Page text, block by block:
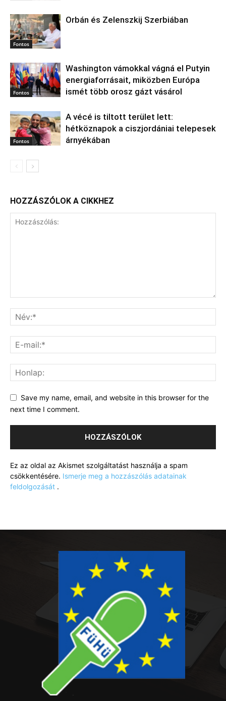
Fontos
Orbán és Zelenszkij Szerbiában
Fontos
Washington vámokkal vágná el Putyin
energiaforrásait, miközben Európa
ismét több orosz gázt vásárol
Fontos
A vécé is tiltott terület lett:
hétköznapok a ciszjordániai telepesek
árnyékában
HOZZÁSZÓLOK A CIKKHEZ
Save my name, email, and website in this browser for the
next time I comment.
Ez az oldal az Akismet szolgáltatást használja a spam
csökkentésére. Ismerje meg a hozzászólás adatainak
feldolgozását .